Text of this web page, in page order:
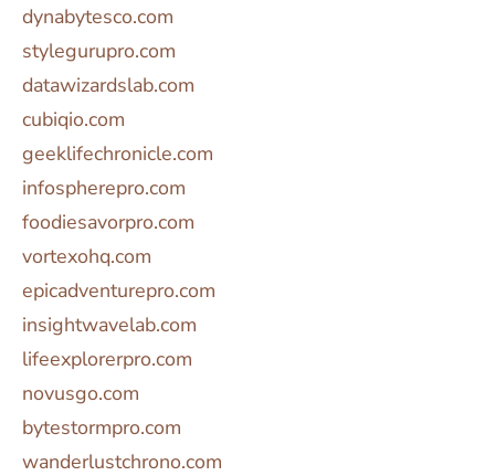
dynabytesco.com
stylegurupro.com
datawizardslab.com
cubiqio.com
geeklifechronicle.com
infospherepro.com
foodiesavorpro.com
vortexohq.com
epicadventurepro.com
insightwavelab.com
lifeexplorerpro.com
novusgo.com
bytestormpro.com
wanderlustchrono.com